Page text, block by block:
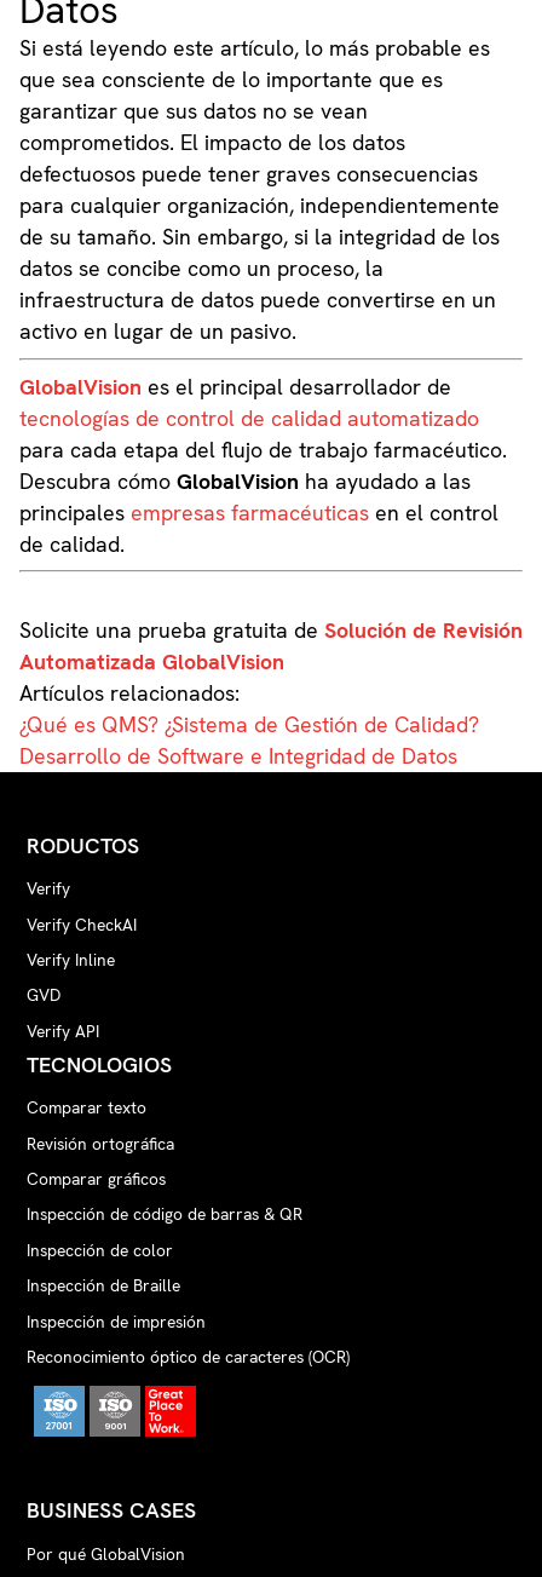
Datos
Si está leyendo este artículo, lo más probable es
que sea consciente de lo importante que es
garantizar que sus datos no se vean
comprometidos. El impacto de los datos
defectuosos puede tener graves consecuencias
para cualquier organización, independientemente
de su tamaño. Sin embargo, si la integridad de los
datos se concibe como un proceso, la
infraestructura de datos puede convertirse en un
activo en lugar de un pasivo.
GlobalVision es el principal desarrollador de
tecnologías de control de calidad automatizado
para cada etapa del flujo de trabajo farmacéutico.
Descubra cómo GlobalVision ha ayudado a las
principalesempresas farmacéuticasen el control
de calidad.
Solicite una prueba gratuita de Solución de Revisión
Automatizada GlobalVision
Artículos relacionados:
¿Qué es QMS? ¿Sistema de Gestión de Calidad?
Desarrollo de Software e Integridad de Datos
RODUCTOS
Verify
Verify CheckAI
Verify Inline
GVD
Verify API
TECNOLOGIOS
Comparar texto
Revisión ortográfica
Comparar gráficos
Inspección de código de barras & QR
Inspección de color
Inspección de Braille
Inspección de impresión
Reconocimiento óptico de caracteres (OCR)
BUSINESS CASES
Por qué GlobalVision